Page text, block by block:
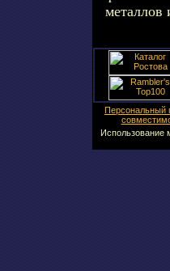
металлов
Персональный
Использование